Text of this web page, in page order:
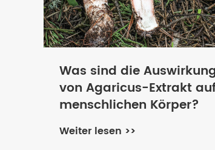
Was sind die
von Agaricus-Extrakt
menschlichen Körper?
Weiter lesen >>